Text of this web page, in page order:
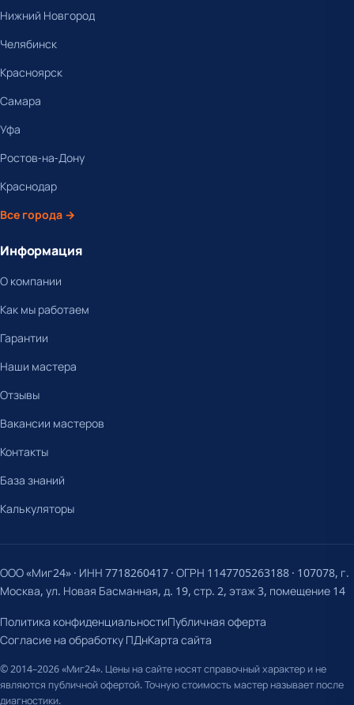
Нижний Новгород
Челябинск
Красноярск
Самара
Уфа
Ростов-на-Дону
Краснодар
Все города →
Информация
О компании
Как мы работаем
Гарантии
Наши мастера
Отзывы
Вакансии мастеров
Контакты
База знаний
Калькуляторы
ООО «Миг24» · ИНН 7718260417 · ОГРН 1147705263188 · 107078, г.
Москва, ул. Новая Басманная, д. 19, стр. 2, этаж 3, помещение 14
Политика конфиденциальностиПубличная оферта
Согласие на обработку ПДнКарта сайта
© 2014–2026 «Миг24». Цены на сайте носят справочный характер и не
являются публичной офертой. Точную стоимость мастер называет после
диагностики.